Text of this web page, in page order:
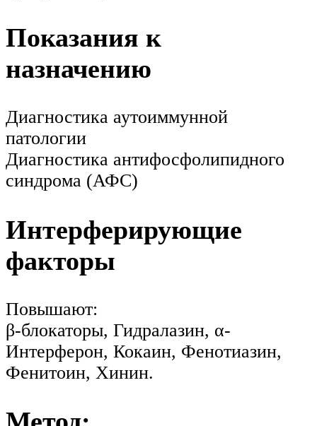
Показания к
назначению
Диагностика аутоиммунной
патологии
Диагностика антифосфолипидного
синдрома (АФС)
Интерферирующие
факторы
Повышают:
β-блокаторы, Гидралазин, α-
Интерферон, Кокаин, Фенотиазин,
Фенитоин, Хинин.